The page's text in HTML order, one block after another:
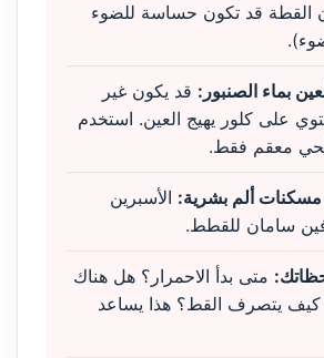
القطة قد تكون حساسة للضوء
بماء الصنبور: قد يكون غير
على كلور يهيج العين. استخدم
معقم فقط.
مسكنات ألم بشرية: الأسبرين
سامان للقطط.
متى بدأ الاحمرار؟ هل هناك
كيف يتصرف القط؟ هذا يساعد